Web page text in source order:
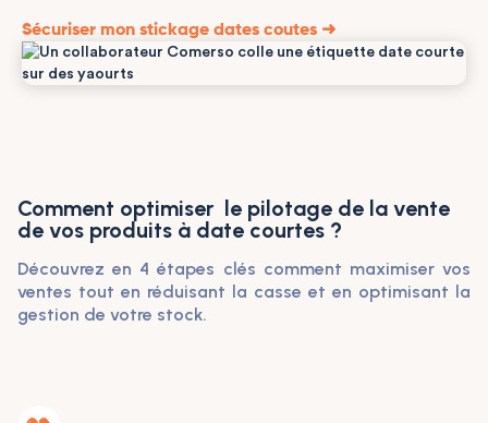
Sécuriser mon stickage dates coutes ➜
Comment optimiser le pilotage de la vente
de vos produits à date courtes ?
Découvrez en 4 étapes clés comment maximiser vos
ventes tout en réduisant la casse et en optimisant la
gestion de votre stock.